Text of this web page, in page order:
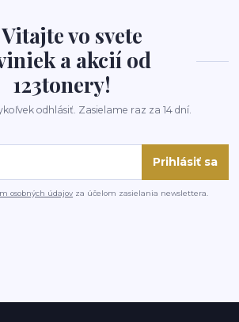
Vitajte vo svete
a akcií od
123tonery!
odhlásiť. Zasielame raz za 14 dní.
Prihlásiť sa
osobných údajov za účelom zasielania newslettera.